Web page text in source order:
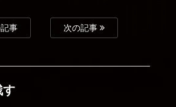
事 次の記事
す